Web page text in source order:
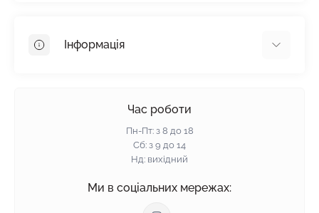
Пінопласт
Інформація
Гарантія та повернення
Політика конфіденційності
Час роботи
Пн-Пт: з 8 до 18
Сб: з 9 до 14
Нд: вихідний
Ми в соціальних мережах: